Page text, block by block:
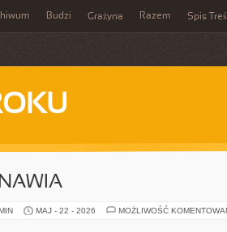
Budzi Grażyna Razem Spis
MAJ - 22 - 2026 MOŻLIWOŚĆ